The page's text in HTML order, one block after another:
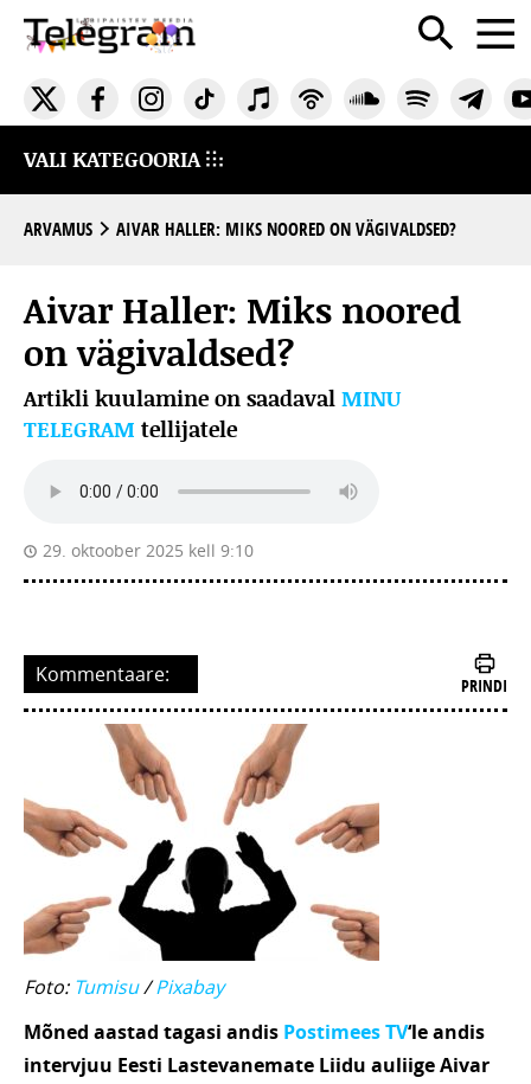
VALI KATEGOORIA
ARVAMUS AIVAR HALLER: MIKS NOORED ON VÄGIVALDSED?
Aivar Haller: Miks noored
on vägivaldsed?
Artikli kuulamine on saadaval MINU
TELEGRAM tellijatele
29. oktoober 2025 kell 9:10
Kommentaare: PRINDI
Foto: Tumisu/Pixabay
Mõned aastad tagasi andis Postimees TV‘le andis
intervjuu Eesti Lastevanemate Liidu auliige Aivar